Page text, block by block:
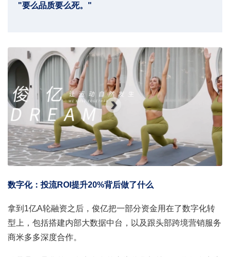
"要么品质要么死。"
数字化：投流ROI提升20%背后做了什么
拿到1亿A轮融资之后，俊亿把一部分资金用在了数字化转
型上，包括搭建内部大数据中台，以及跟头部跨境营销服务
商米多多深度合作。